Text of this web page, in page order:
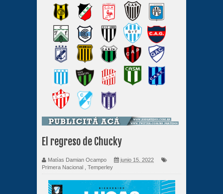
El regreso de Chucky
Matías Damian Ocampo
junio 15, 2022
Primera Nacional
Temperley